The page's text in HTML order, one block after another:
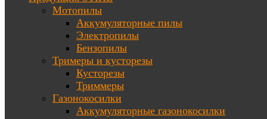
Мотопилы
Аккумуляторные пилы
Электропилы
Бензопилы
Тримеры и кусторезы
Кусторезы
Триммеры
Газонокосилки
Аккумуляторные газонокосилки